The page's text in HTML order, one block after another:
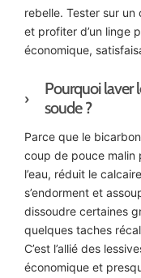
rebelle. Tester sur
et profiter d’un linge
économique,
Pourquoi laver
soude ?
Parce que le
coup de pouce malin
l’eau, réduit le
s’endorment et
dissoudre certaines
quelques taches
C’est l’allié des
économique et